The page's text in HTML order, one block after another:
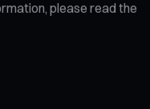
please read the